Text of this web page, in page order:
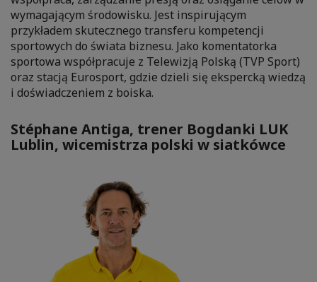
wymagającym środowisku. Jest inspirującym
przykładem skutecznego transferu kompetencji
sportowych do świata biznesu. Jako komentatorka
sportowa współpracuje z Telewizją Polską (TVP Sport)
oraz stacją Eurosport, gdzie dzieli się ekspercką wiedzą
i doświadczeniem z boiska.
Stéphane Antiga, trener Bogdanki LUK
Lublin, wicemistrza polski w siatkówce